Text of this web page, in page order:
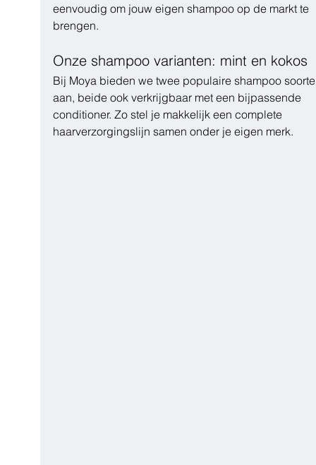
eenvoudig om jouw eigen shampoo op de markt te
brengen.
Onze shampoo varianten: mint en kokos
Bij Moya bieden we twee populaire shampoo
aan, beide ook verkrijgbaar met een bijpassende
conditioner. Zo stel je makkelijk een complete
haarverzorgingslijn samen onder je eigen merk.